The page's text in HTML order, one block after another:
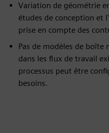
Variation de géométrie
études de conception et
prise en compte des
Pas de modèles de
dans les flux de travail
processus peut être
besoins.